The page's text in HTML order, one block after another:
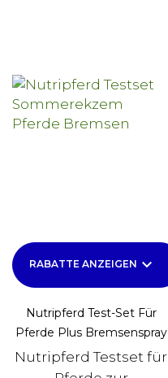
RABATTE ANZEIGEN keyboard_arrow_down
Nutripferd Test-Set Für
Pferde Plus Bremsenspray
Nutripferd Testset für